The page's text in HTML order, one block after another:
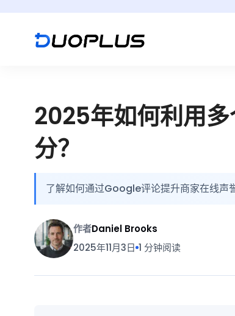
2025年如何利用
分？
了解如何通过Google评论提升商家在线声
作者Daniel Brooks
2025年11月3日 1 分钟阅读